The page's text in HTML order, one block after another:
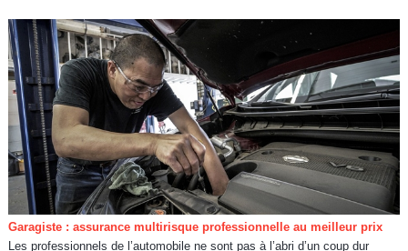
Garagiste : assurance multirisque professionnelle au meilleur prix
Les professionnels de l’automobile ne sont pas à l’abri d’un coup dur